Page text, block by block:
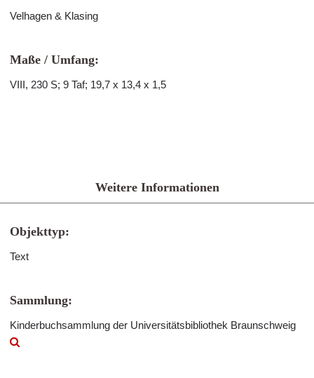
Velhagen & Klasing
Maße / Umfang:
VIII, 230 S; 9 Taf; 19,7 x 13,4 x 1,5
Weitere Informationen
Objekttyp:
Text
Sammlung:
Kinderbuchsammlung der Universitätsbibliothek Braunschweig